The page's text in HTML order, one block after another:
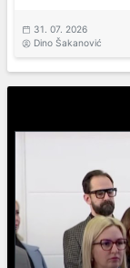
31. 07. 2026
Dino Šakanović